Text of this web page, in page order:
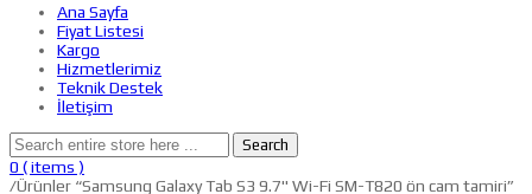
Ana Sayfa
Fiyat Listesi
Kargo
Hizmetlerimiz
Teknik Destek
İletişim
Search
0 ( items )
/Ürünler “Samsung Galaxy Tab S3 9.7'' Wi-Fi SM-T820 ön cam tamiri”